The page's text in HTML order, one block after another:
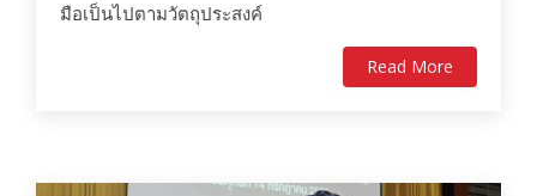
มือเป็นไปตามวัตถุประสงค์
Read More